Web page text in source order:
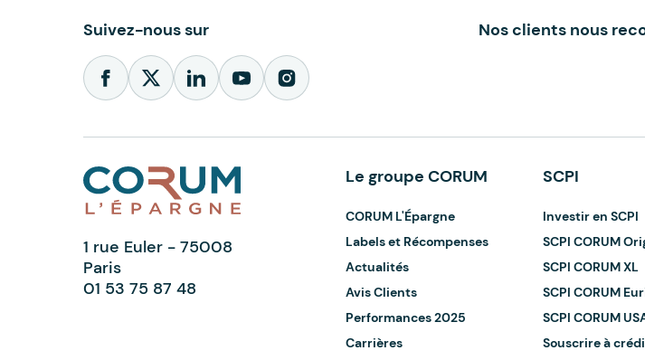
Suivez-nous sur Nos clients nous
1 rue Euler - 75008
Paris
01 53 75 87 48
Le groupe CORUM
CORUM L'Épargne
Labels et Récompenses
Actualités
Avis Clients
Performances 2025
Carrières
SCPI
Investir en SCPI
SCPI CORUM
SCPI CORUM XL
SCPI CORUM
SCPI CORUM
Souscrire à